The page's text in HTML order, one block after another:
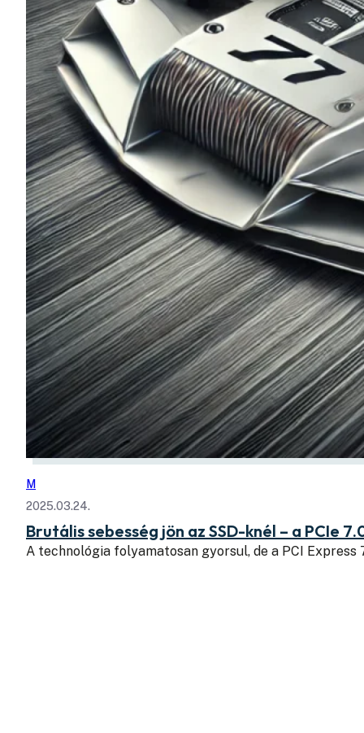
M
2025.03.24.
Brutális sebesség jön az SSD-knél – a PCIe
A technológia folyamatosan gyorsul, de a PCI Express